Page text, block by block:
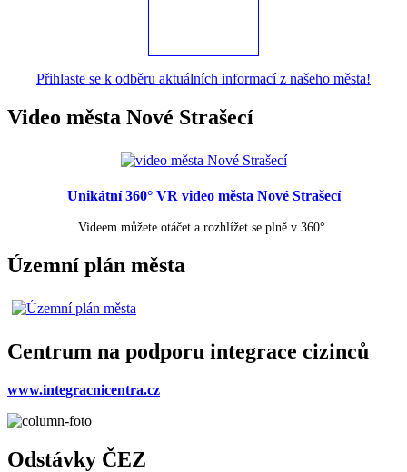
Přihlaste se k odběru aktuálních informací z našeho města!
Video města Nové Strašecí
Unikátní 360° VR video města Nové Strašecí
Videem můžete otáčet a rozhlížet se plně v 360°.
Územní plán města
Centrum na podporu integrace cizinců
www.integracnicentra.cz
Odstávky ČEZ